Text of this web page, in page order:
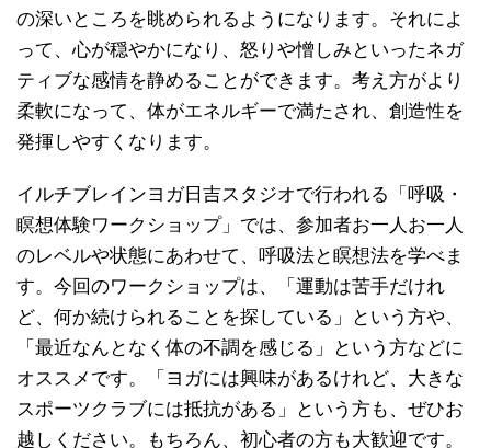
の深いところを眺められるようになります。それによ
って、心が穏やかになり、怒りや憎しみといったネガ
ティブな感情を静めることができます。考え方がより
柔軟になって、体がエネルギーで満たされ、創造性を
発揮しやすくなります。
イルチブレインヨガ日吉スタジオで行われる「呼吸・
瞑想体験ワークショップ」では、参加者お一人お一人
のレベルや状態にあわせて、呼吸法と瞑想法を学べま
す。今回のワークショップは、「運動は苦手だけれ
ど、何か続けられることを探している」という方や、
「最近なんとなく体の不調を感じる」という方などに
オススメです。「ヨガには興味があるけれど、大きな
スポーツクラブには抵抗がある」という方も、ぜひお
越しください。もちろん、初心者の方も大歓迎です。